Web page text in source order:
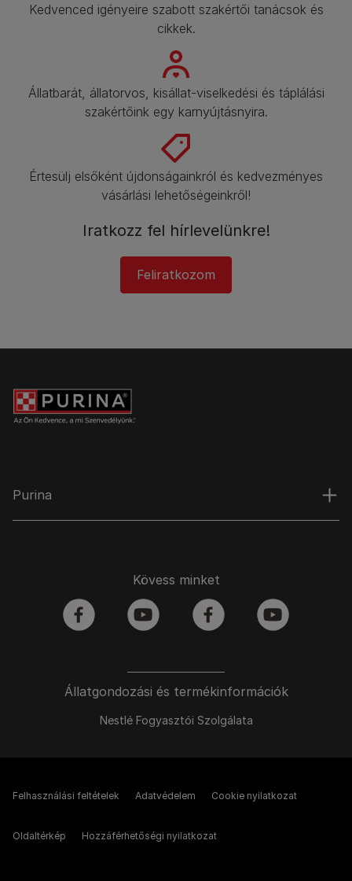
Kedvenced igényeire szabott szakértői tanácsok és
cikkek.​
Állatbarát, állatorvos, kisállat-viselkedési és táplálási
szakértőink egy karnyújtásnyira.​
Értesülj elsőként újdonságainkról és kedvezményes
vásárlási lehetőségeinkről!​
Iratkozz fel hírlevelünkre!​
Feliratkozom
Purina
Állatgondozási és termékinformációk
Nestlé Fogyasztói Szolgálata
Kövess minket
facebook youtube facebook youtube
Felhasználási feltételek Adatvédelem Cookie nyilatkozat
Oldaltérkép Hozzáférhetőségi nyilatkozat